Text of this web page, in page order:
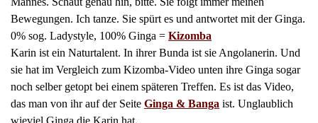
Bewegungen. Ich tanze. Sie spürt es und antwortet mit der Ginga.
0% sog. Ladystyle, 100% Ginga = Kizomba
Karin ist ein Naturtalent. In ihrer Bunda ist sie Angolanerin. Und
sie hat im Vergleich zum Kizomba-Video unten ihre Ginga sogar
noch selber getopt bei einem späteren Treffen. Es ist das Video,
das man von ihr auf der Seite Ginga & Banga ist. Unglaublich